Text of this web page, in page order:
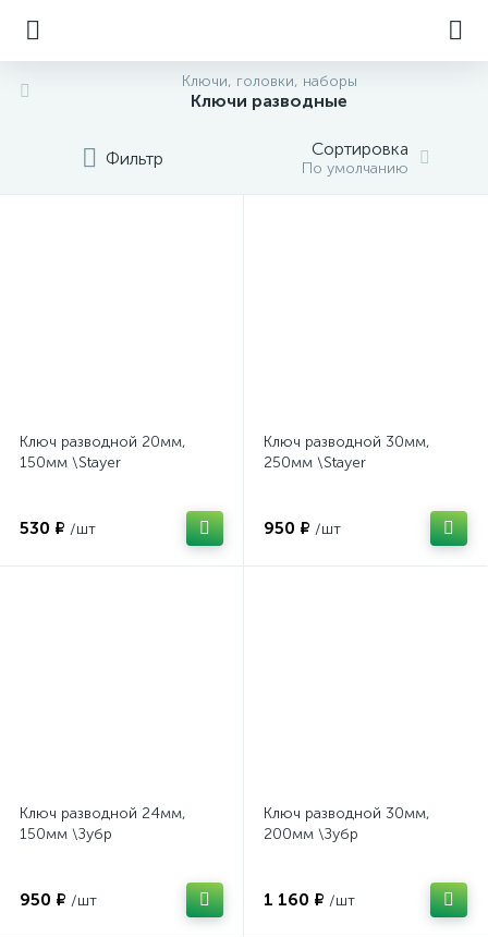
Ключи, головки, наборы
Ключи разводные
Фильтр Сортировка
По умолчанию
Ключ разводной 20мм,
150мм \Stayer
530 ₽ /шт
Ключ разводной 30мм,
250мм \Stayer
950 ₽ /шт
Ключ разводной 24мм,
150мм \Зубр
950 ₽ /шт
Ключ разводной 30мм,
200мм \Зубр
1 160 ₽ /шт